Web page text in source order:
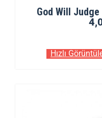
God Will
Hızlı